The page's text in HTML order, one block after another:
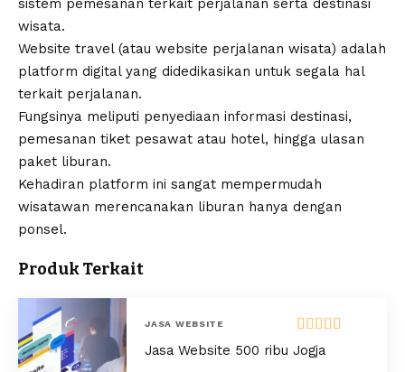
sistem pemesanan terkait perjalanan serta destinasi
wisata.
Website travel (atau website perjalanan wisata) adalah
platform digital yang didedikasikan untuk segala hal
terkait perjalanan.
Fungsinya meliputi penyediaan informasi destinasi,
pemesanan tiket pesawat atau hotel, hingga ulasan
paket liburan.
Kehadiran platform ini sangat mempermudah
wisatawan merencanakan liburan hanya dengan
ponsel.
Produk Terkait
JASA WEBSITE
Dinilai
dari 5
Jasa Website 500 ribu Jogja